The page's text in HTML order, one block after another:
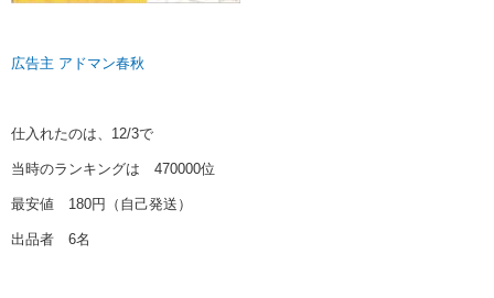
広告主 アドマン春秋
仕入れたのは、12/3で
当時のランキングは 470000位
最安値 180円（自己発送）
出品者 6名